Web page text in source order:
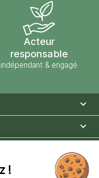
Acteur
responsable
indépendant & engagé


